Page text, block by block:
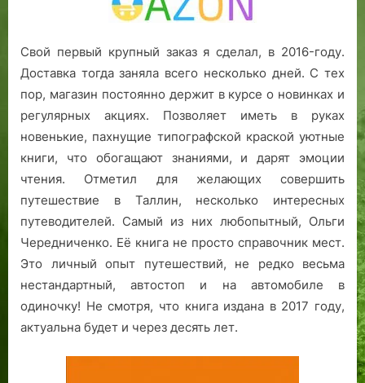
Свой первый крупный заказ я сделал, в 2016-году.
Доставка тогда заняла всего несколько дней. С тех
пор, магазин постоянно держит в курсе о новинках и
регулярных акциях. Позволяет иметь в руках
новенькие, пахнущие типографской краской уютные
книги, что обогащают знаниями, и дарят эмоции
чтения. Отметил для желающих совершить
путешествие в Таллин, несколько интересных
путеводителей. Самый из них любопытный, Ольги
Чередниченко. Её книга не просто справочник мест.
Это личный опыт путешествий, не редко весьма
нестандартный, автостоп и на автомобиле в
одиночку! Не смотря, что книга издана в 2017 году,
актуальна будет и через десять лет.